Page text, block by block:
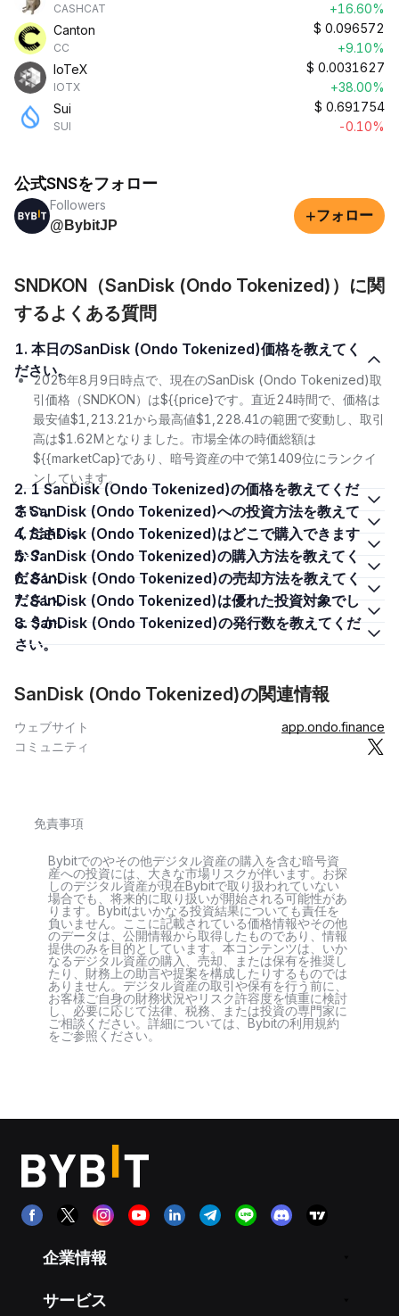
CASHCAT
+16.60%
Canton
CC
$ 0.096572
+9.10%
IoTeX
IOTX
$ 0.0031627
+38.00%
Sui
SUI
$ 0.691754
-0.10%
公式SNSをフォロー
Followers
@BybitJP
+フォロー
SNDKON（SanDisk (Ondo Tokenized)）に関
するよくある質問
1. 本日のSanDisk (Ondo Tokenized)価格を教えてく
ださい。
2026年8月9日時点で、現在のSanDisk (Ondo Tokenized)取
引価格（SNDKON）は${{price}です。直近24時間で、価格は
最安値$1,213.21から最高値$1,228.41の範囲で変動し、取引
高は$1.62Mとなりました。市場全体の時価総額は
${{marketCap}であり、暗号資産の中で第1409位にランクイ
ンしています。
2. 1 SanDisk (Ondo Tokenized)の価格を教えてくだ
さい。
3. SanDisk (Ondo Tokenized)への投資方法を教えて
ください。
4. SanDisk (Ondo Tokenized)はどこで購入できます
か？
5. SanDisk (Ondo Tokenized)の購入方法を教えてく
ださい。
6. SanDisk (Ondo Tokenized)の売却方法を教えてく
ださい。
7. SanDisk (Ondo Tokenized)は優れた投資対象でし
ょうか。
8. SanDisk (Ondo Tokenized)の発行数を教えてくだ
さい。
SanDisk (Ondo Tokenized)の関連情報
ウェブサイト
app.ondo.finance
コミュニティ
免責事項
Bybitでのやその他デジタル資産の購入を含む暗号資
産への投資には、大きな市場リスクが伴います。お探
しのデジタル資産が現在Bybitで取り扱われていない
場合でも、将来的に取り扱いが開始される可能性があ
ります。Bybitはいかなる投資結果についても責任を
負いません。ここに記載されている価格情報やその他
のデータは、公開情報から取得したものであり、情報
提供のみを目的としています。本コンテンツは、いか
なるデジタル資産の購入、売却、または保有を推奨し
たり、財務上の助言や提案を構成したりするものでは
ありません。デジタル資産の取引や保有を行う前に、
お客様ご自身の財務状況やリスク許容度を慎重に検討
し、必要に応じて法律、税務、または投資の専門家に
ご相談ください。詳細については、Bybitの利用規約
をご参照ください。
企業情報
サービス